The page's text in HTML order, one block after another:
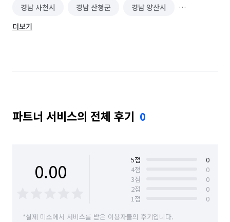
경남 사천시 경남 산청군 경남 양산시
경남 의령군
경남 창원시 성산구 경남 창원시 의창구
경남 함안군 경남 함양군 경남 합천군
더보기
파트너 서비스의 전체 후기 0
0.00 5점
0
4점
0
3점
0
2점
0
1점
0
*실제 미소에서 서비스를 받은 이용자들의 후기입니다.